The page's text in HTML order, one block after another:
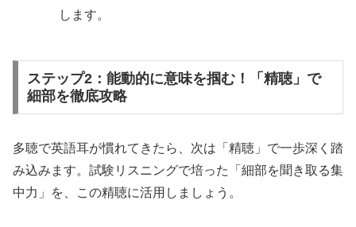
します。
ステップ2：能動的に意味を掴む！「精聴」で
細部を徹底攻略
多聴で英語耳が慣れてきたら、次は「精聴」で一歩深く踏
み込みます。試験リスニングで培った「細部を聞き取る集
中力」を、この精聴に活用しましょう。